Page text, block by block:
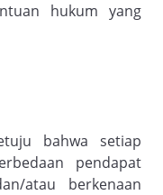
hukum yang
bahwa setiap
pendapat
atau berkenaan